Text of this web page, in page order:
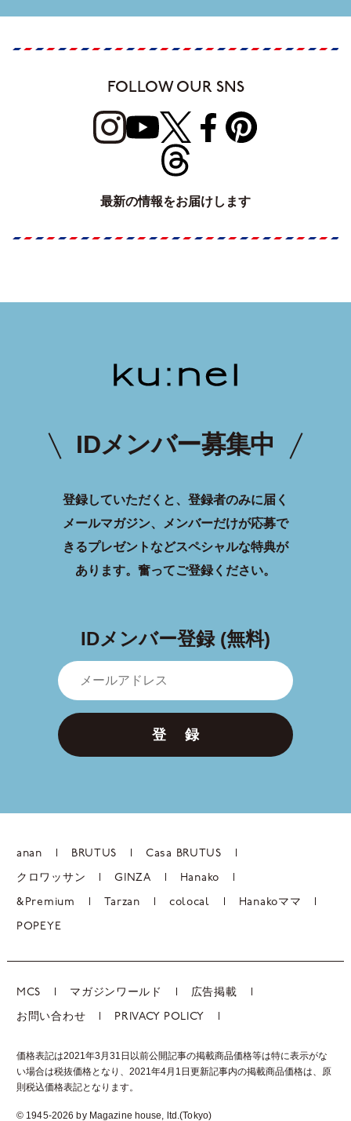
FOLLOW OUR SNS
最新の情報をお届けします
IDメンバー募集中
登録していただくと、登録者のみに届く
メールマガジン、メンバーだけが応募で
きるプレゼントなどスペシャルな特典が
あります。 奮ってご登録ください。
IDメンバー登録 (無料)
登 録
anan BRUTUS Casa BRUTUS
クロワッサン GINZA Hanako
&Premium Tarzan colocal Hanakoママ
POPEYE
MCS マガジンワールド 広告掲載
お問い合わせ PRIVACY POLICY
価格表記は2021年3月31日以前公開記事の掲載商品価格等は特に表示がな
い場合は税抜価格となり、2021年4月1日更新記事内の掲載商品価格は、 原
則税込価格表記となります。
© 1945-2026 by Magazine house, ltd.(Tokyo)